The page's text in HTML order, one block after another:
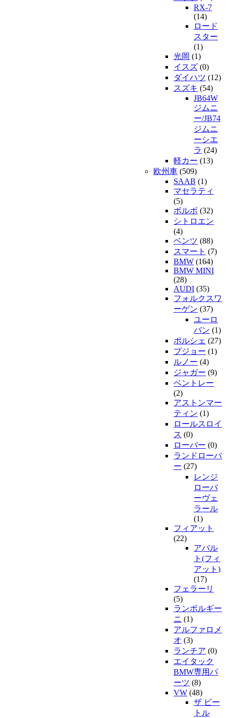
RX-7
(14)
ロード
スター
(1)
光岡 (1)
イスズ (0)
ダイハツ (12)
スズキ (54)
JB64W
ジムニ
ー/JB74
ジムニ
ーシエ
ラ (24)
軽カー (13)
欧州車 (509)
SAAB (1)
マセラティ
(5)
ボルボ (32)
シトロエン
(4)
ベンツ (88)
スマート (7)
BMW (164)
BMW MINI
(28)
AUDI (35)
フォルクスワ
ーゲン (37)
ユーロ
バン (1)
ポルシェ (27)
プジョー (1)
ルノー (4)
ジャガー (9)
ベントレー
(2)
アストンマー
ティン (1)
ロールスロイ
ス (0)
ローバー (0)
ランドローバ
ー (27)
レンジ
ローバ
ーヴェ
ラール
(1)
フィアット
(22)
アバル
ト(フィ
アット)
(17)
フェラーリ
(5)
ランボルギー
ニ (1)
アルファロメ
オ (3)
ランチア (0)
エイタック
BMW専用パ
ーツ (8)
VW (48)
ザ ビー
トル